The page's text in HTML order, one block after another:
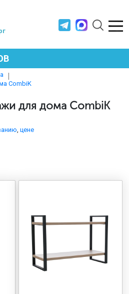
СТЕЛЛАЖИ
МЕБЕЛЬ
CombiK
для дома CombiK
, цене